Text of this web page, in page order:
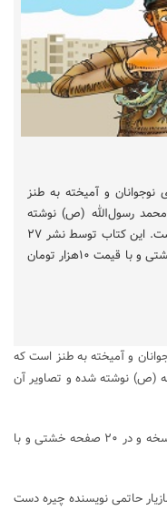
نوجوانان و آمیخته به طنز
رسول‌الله (ص) نوشته
شده و تصاویر آن از محمدعلی سپهرافغان است. این کتاب توسط نشر ۲۷
در شمارگان دو هزار نسخه و در ۲۰ صفحه خشتی و با قیمت ۱۰هزار تومان
و آمیخته به طنز است که
(ص) نوشته شده و تصاویر آن
این کتاب توسط نشر ۲۷ در شمارگان دو هزار نسخه و در ۲۰ صفحه خشتی و با
حاتمی نویسنده چیره دست